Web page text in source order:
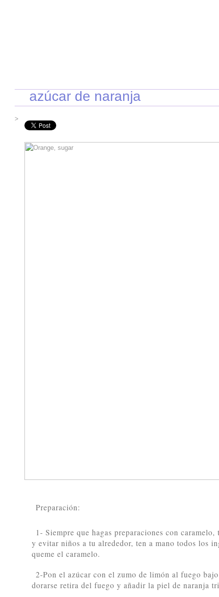
azúcar de naranja
Preparación:
1- Siempre que hagas preparaciones con
y evitar niños a tu alrededor, ten a mano todos los
queme el caramelo.
2-Pon el azúcar con el zumo de limón al fuego
dorarse retira del fuego y añadir la piel de naranja
>